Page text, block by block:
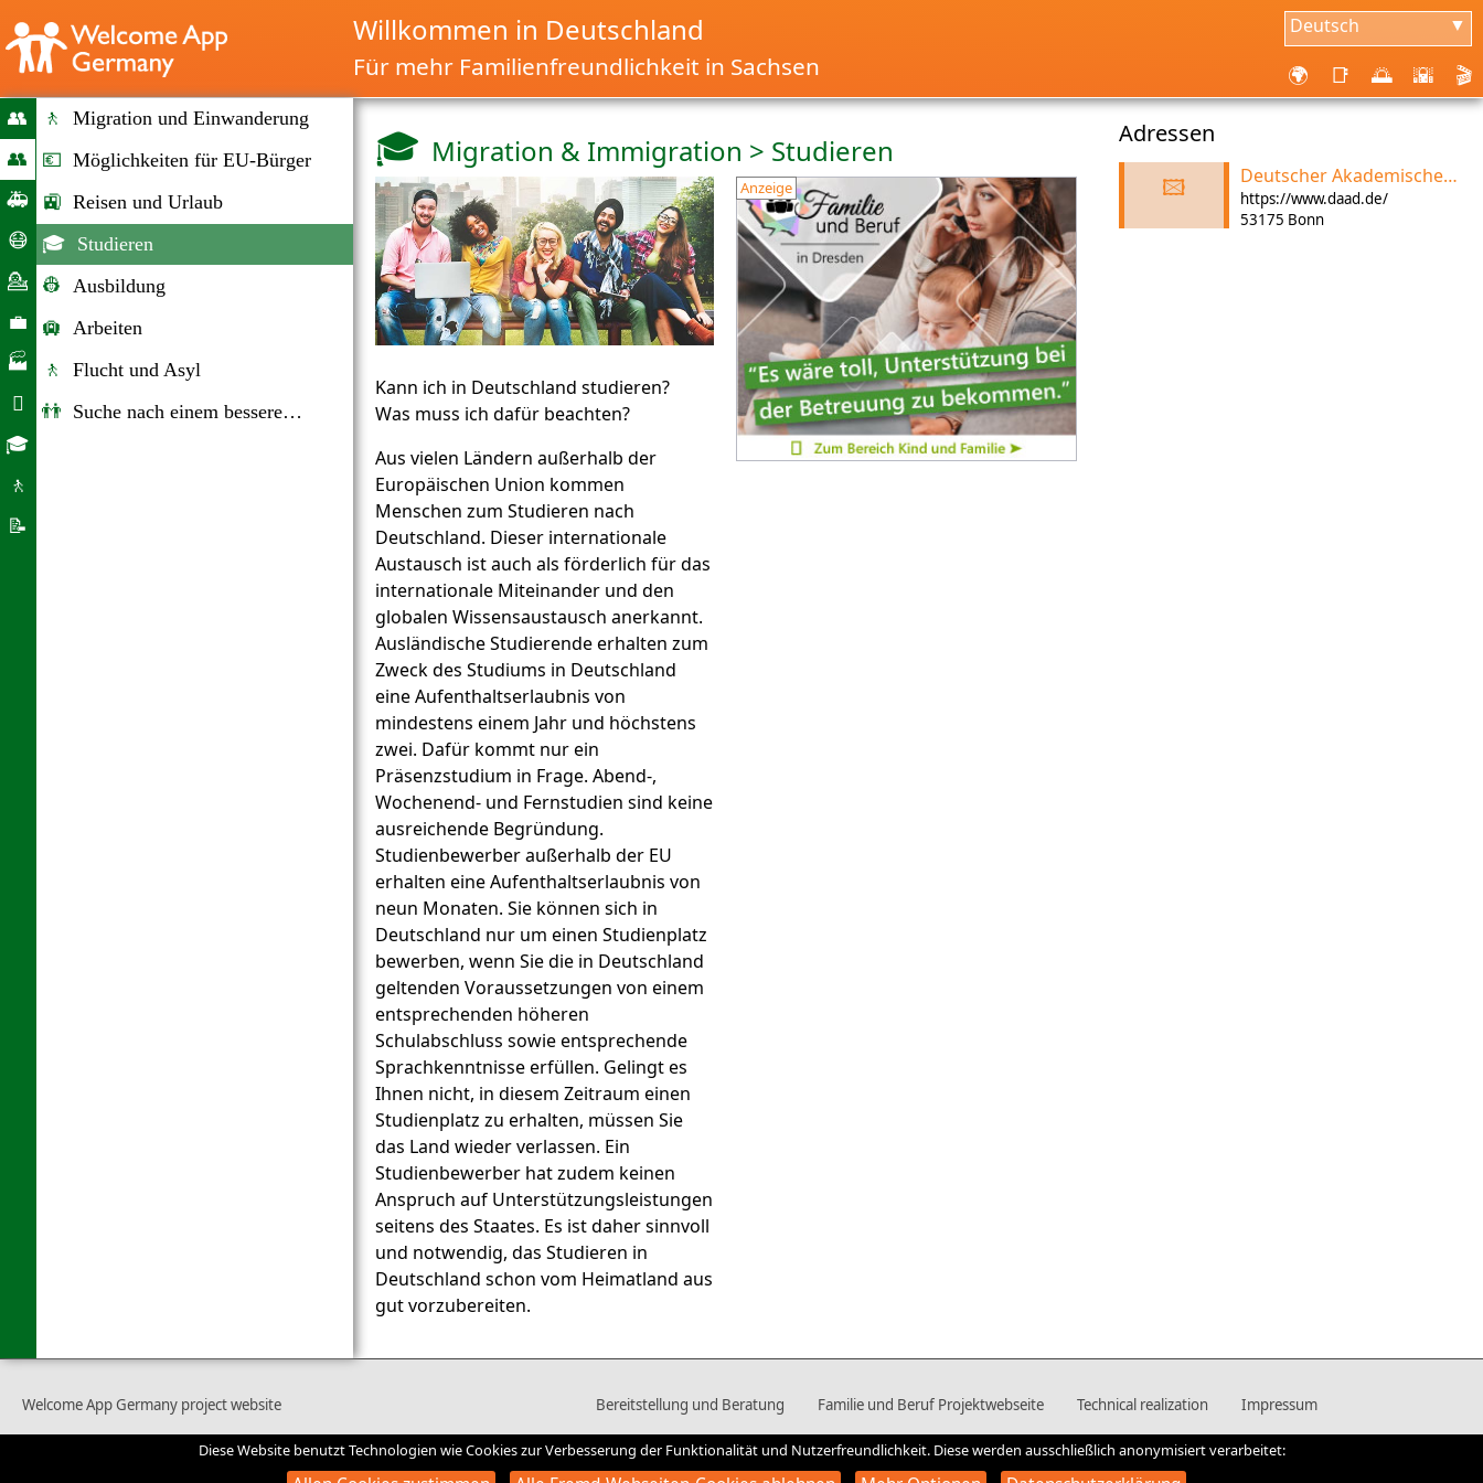
Deutsch ▼
Willkommen in Deutschland
Für mehr Familienfreundlichkeit in Sachsen 🌍 📑 🌅 🌇 🎬
👥
Start
👥
Migration
&
Immigration
🚑
Notfälle
😷
Corona-
💁
Beratung
💼
Arbeitsmarkt
🏭
Unternehmen

Alltag
🎓
Bildungsangebote
🚶
Asyl-
📝
🚶
Migration und Einwanderung
💶 Möglichkeiten für EU-Bürger
🚉 Reisen und Urlaub
🎓 Studieren
👷 Ausbildung
🛄 Arbeiten
🚶
Flucht und Asyl
👬
Suche nach einem besseren Leben
🎓 Migration & Immigration > Studieren
Kann ich in Deutschland studieren?
Was muss ich dafür beachten?
Aus vielen Ländern außerhalb der
Europäischen Union kommen
Menschen zum Studieren nach
Deutschland. Dieser internationale
Austausch ist auch als förderlich für das
internationale Miteinander und den
globalen Wissensaustausch anerkannt.
Ausländische Studierende erhalten zum
Zweck des Studiums in Deutschland
eine Aufenthaltserlaubnis von
mindestens einem Jahr und höchstens
zwei. Dafür kommt nur ein
Präsenzstudium in Frage. Abend-,
Wochenend- und Fernstudien sind keine
ausreichende Begründung.
Studienbewerber außerhalb der EU
erhalten eine Aufenthaltserlaubnis von
neun Monaten. Sie können sich in
Deutschland nur um einen Studienplatz
bewerben, wenn Sie die in Deutschland
geltenden Voraussetzungen von einem
entsprechenden höheren
Schulabschluss sowie entsprechende
Sprachkenntnisse erfüllen. Gelingt es
Ihnen nicht, in diesem Zeitraum einen
Studienplatz zu erhalten, müssen Sie
das Land wieder verlassen. Ein
Studienbewerber hat zudem keinen
Anspruch auf Unterstützungsleistungen
seitens des Staates. Es ist daher sinnvoll
und notwendig, das Studieren in
Deutschland schon vom Heimatland aus
gut vorzubereiten.
Anzeige
Adressen
🖾 Deutscher Akademischer Austauschdienst
https://www.daad.de/
53175 Bonn
Diese Website benutzt Technologien wie Cookies zur Verbesserung der Funktionalität und Nutzerfreundlichkeit. Diese werden ausschließlich anonymisiert verarbeitet:
Welcome App Germany project website Bereitstellung und Beratung Familie und Beruf Projektwebseite Technical realization Impressum